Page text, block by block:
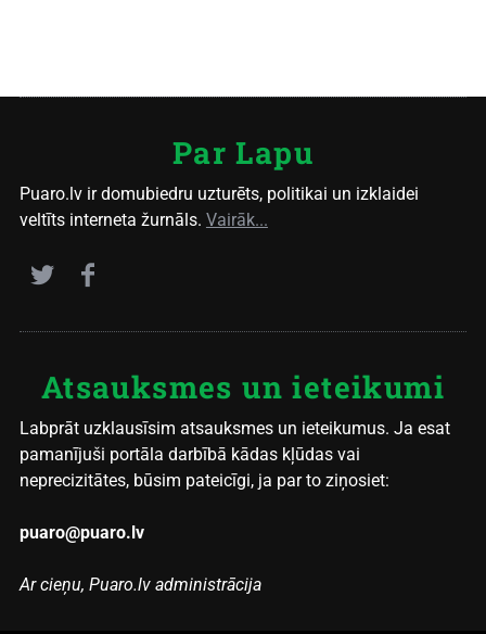
Par Lapu
Puaro.lv ir domubiedru uzturēts, politikai un izklaidei
veltīts interneta žurnāls. Vairāk...
Atsauksmes un ieteikumi
Labprāt uzklausīsim atsauksmes un ieteikumus. Ja esat
pamanījuši portāla darbībā kādas kļūdas vai
neprecizitātes, būsim pateicīgi, ja par to ziņosiet:
puaro@puaro.lv
Ar cieņu, Puaro.lv administrācija